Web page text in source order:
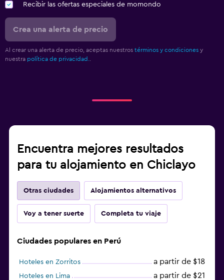
Recibir las ofertas especiales de momondo
Crea una alerta de precio
Al crear una alerta de precio, aceptas nuestros términos y condiciones y
nuestra política de privacidad.
Encuentra mejores resultados
para tu alojamiento en Chiclayo
Otras ciudades Alojamientos alternativos
Voy a tener suerte Completa tu viaje
Ciudades populares en Perú
Hoteles en Zorritos a partir de $18
Hoteles en Lima a partir de $21